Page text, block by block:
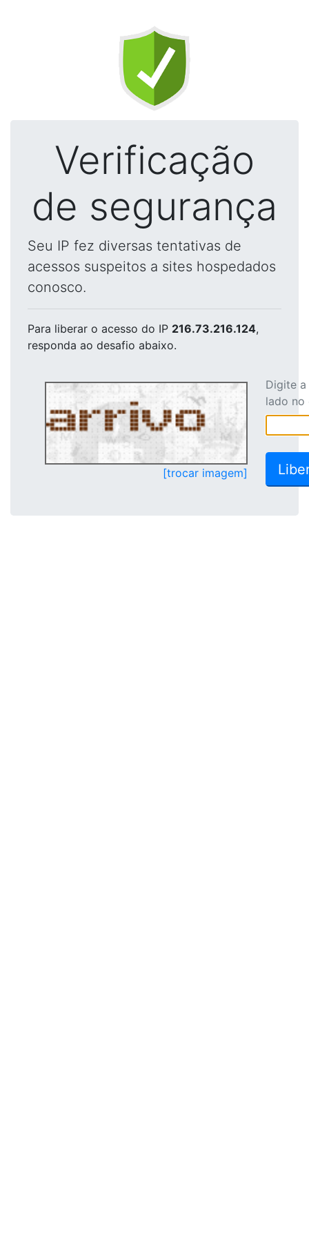
Verificação
de segurança
Seu IP fez diversas tentativas de
acessos suspeitos a sites hospedados
conosco.
Para liberar o acesso do IP 216.73.216.124,
responda ao desafio abaixo.
[trocar imagem]
Digite
lado no